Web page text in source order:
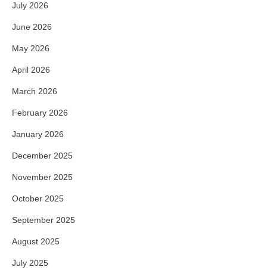
July 2026
June 2026
May 2026
April 2026
March 2026
February 2026
January 2026
December 2025
November 2025
October 2025
September 2025
August 2025
July 2025